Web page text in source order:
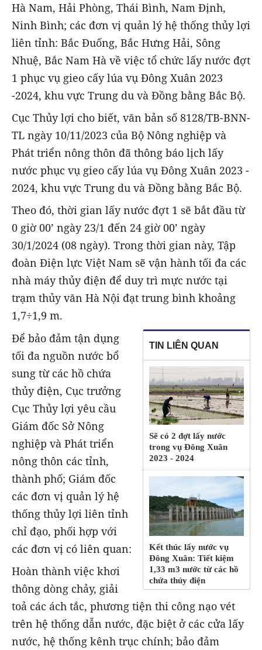
Hà Nam, Hải Phòng, Thái Bình, Nam Định,
Ninh Bình; các đơn vị quản lý hệ thống thủy lợi
liên tỉnh: Bắc Đuống, Bắc Hưng Hải, Sông
Nhuệ, Bắc Nam Hà về việc tổ chức lấy nước đợt
1 phục vụ gieo cấy lúa vụ Đông Xuân 2023
-2024, khu vực Trung du và Đồng bằng Bắc Bộ.
Cục Thủy lợi cho biết, văn bản số 8128/TB-BNN-
TL ngày 10/11/2023 của Bộ Nông nghiệp và
Phát triển nông thôn đã thông báo lịch lấy
nước phục vụ gieo cấy lúa vụ Đông Xuân 2023 -
2024, khu vực Trung du và Đồng bằng Bắc Bộ.
Theo đó, thời gian lấy nước đợt 1 sẽ bắt đầu từ
0 giờ 00’ ngày 23/1 đến 24 giờ 00’ ngày
30/1/2024 (08 ngày). Trong thời gian này, Tập
đoàn Điện lực Việt Nam sẽ vận hành tối đa các
nhà máy thủy điện để duy trì mực nước tại
trạm thủy văn Hà Nội đạt trung bình khoảng
1,7÷1,9 m.
TIN LIÊN QUAN
Sẽ có 2 đợt lấy nước
trong vụ Đông Xuân
2023 - 2024
Kết thúc lấy nước vụ
Đông Xuân: Tiết kiệm
1,33 m3 nước từ các hồ
chứa thủy điện
Để bảo đảm tận dụng
tối đa nguồn nước bổ
sung từ các hồ chứa
thủy điện, Cục trưởng
Cục Thủy lợi yêu cầu
Giám đốc Sở Nông
nghiệp và Phát triển
nông thôn các tỉnh,
thành phố; Giám đốc
các đơn vị quản lý hệ
thống thủy lợi liên tỉnh
chỉ đạo, phối hợp với
các đơn vị có liên quan:
Hoàn thành việc khơi
thông dòng chảy, giải
toả các ách tắc, phương tiện thi công nạo vét
trên hệ thống dẫn nước, đặc biệt ở các cửa lấy
nước, hệ thống kênh trục chính; bảo đảm